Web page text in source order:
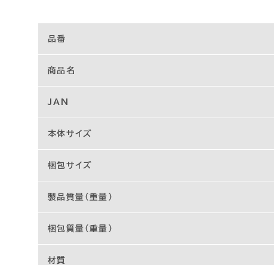
品番
商品名
JAN
本体サイズ
梱包サイズ
製品質量（重量）
梱包質量（重量）
材質